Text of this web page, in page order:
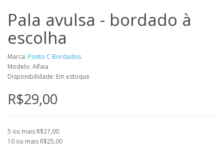
Pala avulsa - bordado à
escolha
Marca: Ponto C Bordados
Modelo: Alfaia
Disponibilidade: Em estoque
R$29,00
5 ou mais R$27,00
10 ou mais R$25,00